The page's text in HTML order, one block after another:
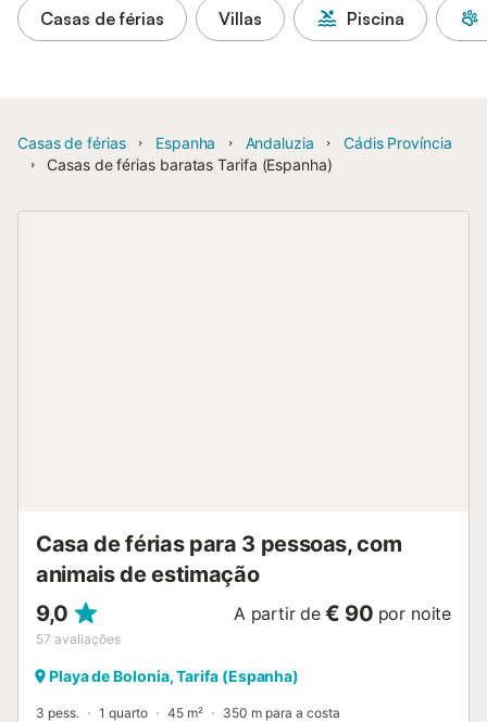
Casas de férias Villas Piscina
Casas de férias Espanha Andaluzia
Cádis Província
Casas de férias baratas Tarifa (Espanha)
Casa de férias para 3 pessoas, com
animais de estimação
9,0
57 avaliações
A partir de € 90 por noite
Playa de Bolonia, Tarifa (Espanha)
3 pess. 1 quarto 45 m² 350 m para a costa